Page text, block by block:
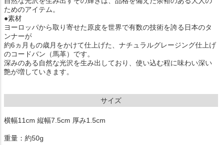
ためのアイテム。
●素材
ヨーロッパから取り寄せた原皮を世界で有数の技術を誇る日本のタ
ンナーが
約6ヵ月もの歳月をかけて仕上げた、ナチュラルグレージング仕上げ
のコードバン（馬革）です。
深みのある自然な光沢を生み出しており、使い込む程に味わい深い
艶が増していきます。
サイズ
横幅11cm 縦幅7.5cm 厚み1.5cm
重量：約50g